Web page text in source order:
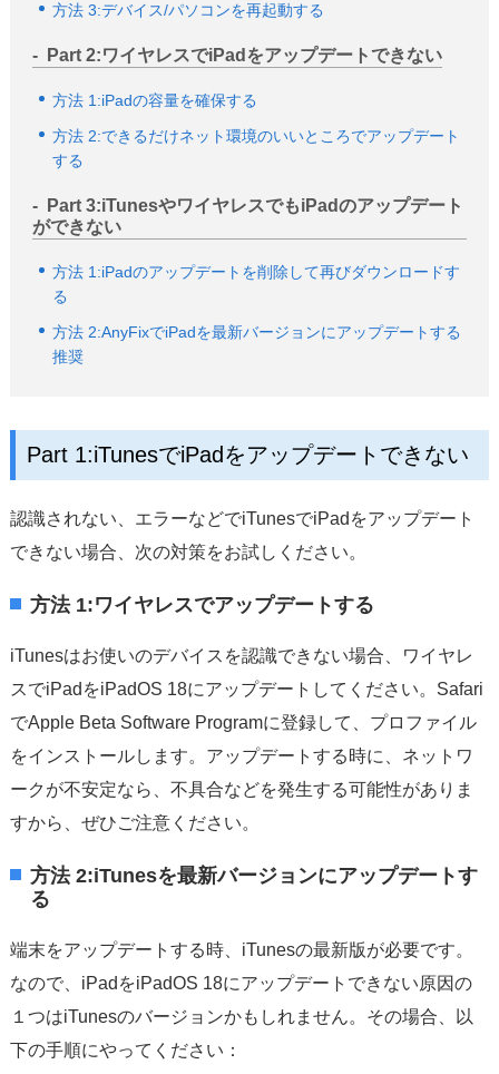
方法 3:デバイス/パソコンを再起動する
Part 2:ワイヤレスでiPadをアップデートできない
方法 1:iPadの容量を確保する
方法 2:できるだけネット環境のいいところでアップデート
する
Part 3:iTunesやワイヤレスでもiPadのアップデート
ができない
方法 1:iPadのアップデートを削除して再びダウンロードす
る
方法 2:AnyFixでiPadを最新バージョンにアップデートする
推奨
Part 1:iTunesでiPadをアップデートできない
認識されない、エラーなどでiTunesでiPadをアップデート
できない場合、次の対策をお試しください。
方法 1:ワイヤレスでアップデートする
iTunesはお使いのデバイスを認識できない場合、ワイヤレ
スでiPadをiPadOS 18にアップデートしてください。Safari
でApple Beta Software Programに登録して、プロファイル
をインストールします。アップデートする時に、ネットワ
ークが不安定なら、不具合などを発生する可能性がありま
すから、ぜひご注意ください。
方法 2:iTunesを最新バージョンにアップデートす
る
端末をアップデートする時、iTunesの最新版が必要です。
なので、iPadをiPadOS 18にアップデートできない原因の
１つはiTunesのバージョンかもしれません。その場合、以
下の手順にやってください：